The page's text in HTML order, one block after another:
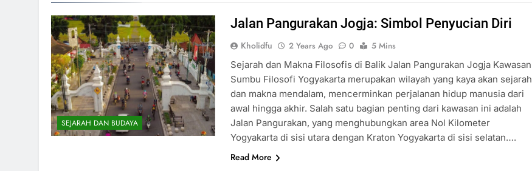
SEJARAH DAN BUDAYA
Jalan Pangurakan Jogja: Simbol Penyucian Diri
Kholidfu 2 Years Ago 0
5 Mins
Sejarah dan Makna Filosofis di Balik Jalan Pangurakan Jogja Kawasan
Sumbu Filosofi Yogyakarta merupakan wilayah yang kaya akan sejarah
dan makna mendalam, mencerminkan perjalanan hidup manusia dari
awal hingga akhir. Salah satu bagian penting dari kawasan ini adalah
Jalan Pangurakan, yang menghubungkan area Nol Kilometer
Yogyakarta di sisi utara dengan Kraton Yogyakarta di sisi selatan….
Read More